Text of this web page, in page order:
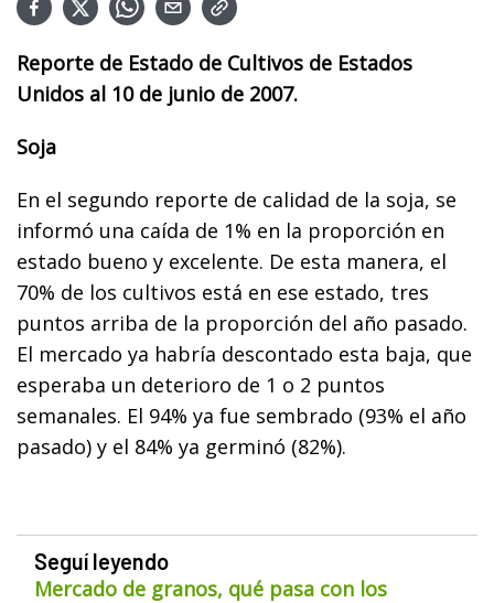
Reporte de Estado de Cultivos de Estados
Unidos al 10 de junio de 2007.
Soja
En el segundo reporte de calidad de la soja, se
informó una caída de 1% en la proporción en
estado bueno y excelente. De esta manera, el
70% de los cultivos está en ese estado, tres
puntos arriba de la proporción del año pasado.
El mercado ya habría descontado esta baja, que
esperaba un deterioro de 1 o 2 puntos
semanales. El 94% ya fue sembrado (93% el año
pasado) y el 84% ya germinó (82%).
Seguí leyendo
Mercado de granos, qué pasa con los